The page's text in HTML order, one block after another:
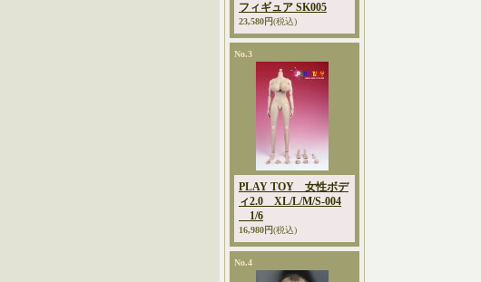
フィギュア SK005
23,580円(税込)
No.3
PLAY TOY 女性ボデ
ィ2.0 XL/L/M/S-004
1/6
16,980円(税込)
No.4